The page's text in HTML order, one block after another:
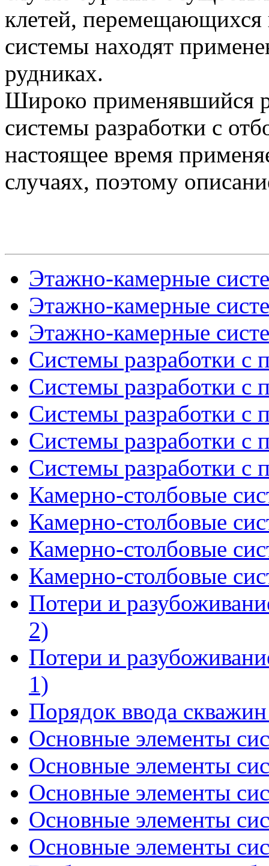
клетей,
системы находят
рудниках.
Широко применявшийся
системы разработки с
настоящее время
случаях, поэтому
Этажно-камерные
Этажно-камерные
Этажно-камерные
Системы разработки с
Системы разработки с
Системы разработки с
Системы разработки с
Системы разработки с
Камерно-столбовые
Камерно-столбовые
Камерно-столбовые
Камерно-столбовые
Потери и
2)
Потери и
1)
Порядок ввода
Основные элементы
Основные элементы
Основные элементы
Основные элементы
Основные элементы